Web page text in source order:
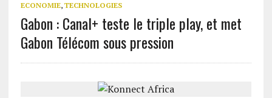
ECONOMIE, TECHNOLOGIES
Gabon : Canal+ teste le triple play, et met
Gabon Télécom sous pression